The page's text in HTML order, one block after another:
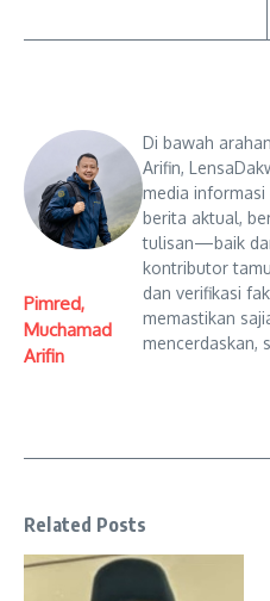
Pimred,
Muchamad
Arifin
Di bawah
Arifin,
media informasi
berita aktual,
tulisan—baik
kontributor
dan verifikasi
memastikan
mencerdaskan,
Related Posts